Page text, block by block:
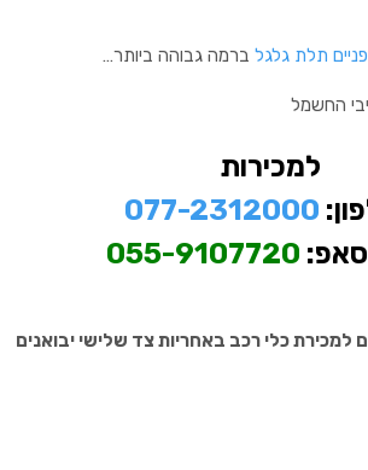
תלת גלגל ברמה גבוהה ביותר…
החשמל
למכירות
077-2312000
055-9107720
למכירת כלי רכב באחריות צד שלישי יבואנים